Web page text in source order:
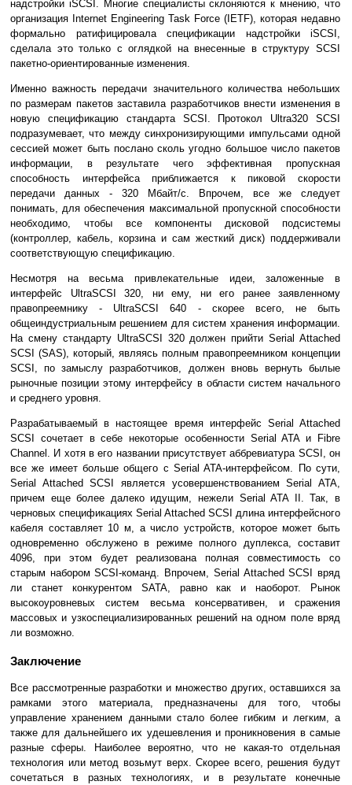
надстройки iSCSI. Многие специалисты склоняются к мнению, что
организация Internet Engineering Task Force (IETF), которая недавно
формально ратифицировала спецификации надстройки iSCSI,
сделала это только с оглядкой на внесенные в структуру SCSI
пакетно-ориентированные изменения.
Именно важность передачи значительного количества небольших
по размерам пакетов заставила разработчиков внести изменения в
новую спецификацию стандарта SCSI. Протокол Ultra320 SCSI
подразумевает, что между синхронизирующими импульсами одной
сессией может быть послано сколь угодно большое число пакетов
информации, в результате чего эффективная пропускная
способность интерфейса приближается к пиковой скорости
передачи данных - 320 Мбайт/с. Впрочем, все же следует
понимать, для обеспечения максимальной пропускной способности
необходимо, чтобы все компоненты дисковой подсистемы
(контроллер, кабель, корзина и сам жесткий диск) поддерживали
соответствующую спецификацию.
Несмотря на весьма привлекательные идеи, заложенные в
интерфейс UltraSCSI 320, ни ему, ни его ранее заявленному
правопреемнику - UltraSCSI 640 - скорее всего, не быть
общеиндустриальным решением для систем хранения информации.
На смену стандарту UltraSCSI 320 должен прийти Serial Attached
SCSI (SAS), который, являясь полным правопреемником концепции
SCSI, по замыслу разработчиков, должен вновь вернуть былые
рыночные позиции этому интерфейсу в области систем начального
и среднего уровня.
Разрабатываемый в настоящее время интерфейс Serial Attached
SCSI сочетает в себе некоторые особенности Serial ATA и Fibre
Channel. И хотя в его названии присутствует аббревиатура SCSI, он
все же имеет больше общего с Serial ATA-интерфейсом. По сути,
Serial Attached SCSI является усовершенствованием Serial ATA,
причем еще более далеко идущим, нежели Serial ATA II. Так, в
черновых спецификациях Serial Attached SCSI длина интерфейсного
кабеля составляет 10 м, а число устройств, которое может быть
одновременно обслужено в режиме полного дуплекса, составит
4096, при этом будет реализована полная совместимость со
старым набором SCSI-команд. Впрочем, Serial Attached SCSI вряд
ли станет конкурентом SATA, равно как и наоборот. Рынок
высокоуровневых систем весьма консервативен, и сражения
массовых и узкоспециализированных решений на одном поле вряд
ли возможно.
Заключение
Все рассмотренные разработки и множество других, оставшихся за
рамками этого материала, предназначены для того, чтобы
управление хранением данными стало более гибким и легким, а
также для дальнейшего их удешевления и проникновения в самые
разные сферы. Наиболее вероятно, что не какая-то отдельная
технология или метод возьмут верх. Скорее всего, решения будут
сочетаться в разных технологиях, и в результате конечные